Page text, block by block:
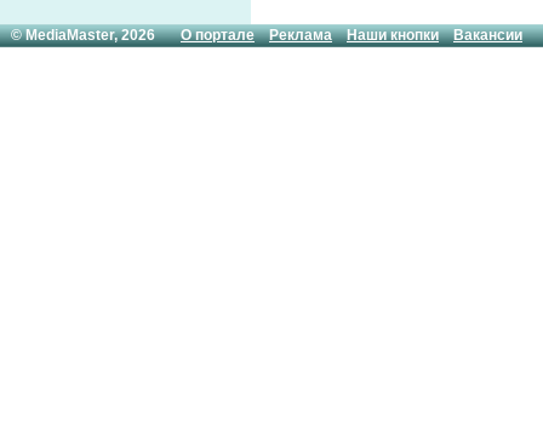
© MediaMaster, 2026О портале Реклама Наши кнопки Вакансии